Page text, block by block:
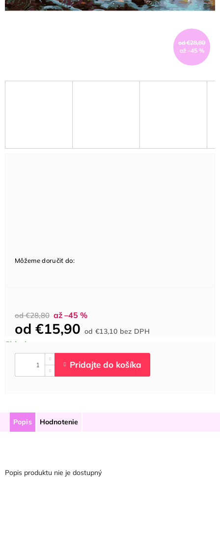
od €28,80
až –45 %
od €28,80 až –45 %
od €15,90 od€13,10 bez DPHcena:
Môžeme doručiť do:
Popis Hodnotenie
Popis produktu nie je dostupný